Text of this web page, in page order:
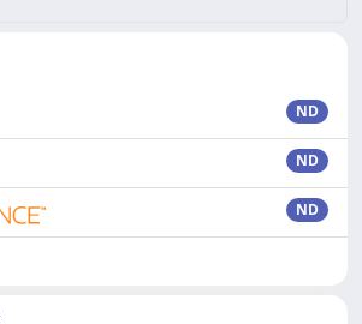
ND
ND
ND